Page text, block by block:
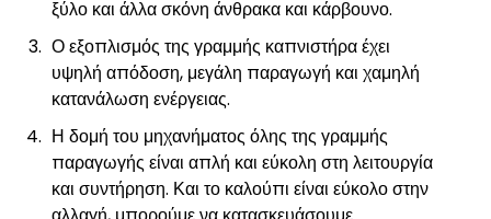
ξύλο και άλλα σκόνη άνθρακα και κάρβουνο.
Ο εξοπλισμός της γραμμής καπνιστήρα έχει
υψηλή απόδοση, μεγάλη παραγωγή και χαμηλή
κατανάλωση ενέργειας.
Η δομή του μηχανήματος όλης της γραμμής
παραγωγής είναι απλή και εύκολη στη λειτουργία
και συντήρηση. Και το καλούπι είναι εύκολο στην